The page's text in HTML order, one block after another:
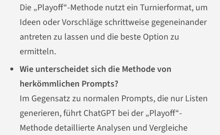
Die „Playoff“-Methode nutzt ein Turnierformat, um
Ideen oder Vorschläge schrittweise gegeneinander
antreten zu lassen und die beste Option zu
ermitteln.
Wie unterscheidet sich die Methode von
herkömmlichen Prompts?
Im Gegensatz zu normalen Prompts, die nur Listen
generieren, führt ChatGPT bei der „Playoff“-
Methode detaillierte Analysen und Vergleiche